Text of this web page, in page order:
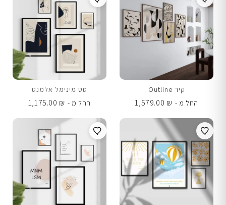
קיר Outline
החל מ -
1,579.00 ₪
סט מינימל אלמנט
החל מ -
1,175.00 ₪